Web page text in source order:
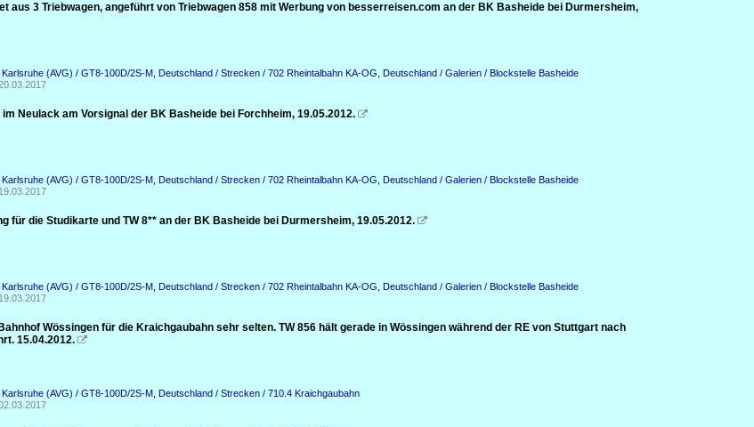
aus 3 Triebwagen, angeführt von Triebwagen 858 mit Werbung von besserreisen.com an der BK Basheide bei Durmersheim,
(AVG) / GT8-100D/2S-M Deutschland / Strecken / 702 Rheintalbahn KA-OG Deutschland / Galerien / Blockstelle Basheide
im Neulack am Vorsignal der BK Basheide bei Forchheim, 19.05.2012. 
(AVG) / GT8-100D/2S-M Deutschland / Strecken / 702 Rheintalbahn KA-OG Deutschland / Galerien / Blockstelle Basheide
für die Studikarte und TW 8** an der BK Basheide bei Durmersheim, 19.05.2012. 
(AVG) / GT8-100D/2S-M Deutschland / Strecken / 702 Rheintalbahn KA-OG Deutschland / Galerien / Blockstelle Basheide
Wössingen für die Kraichgaubahn sehr selten. TW 856 hält gerade in Wössingen während der RE von Stuttgart nach
15.04.2012. 
(AVG) / GT8-100D/2S-M Deutschland / Strecken / 710.4 Kraichgaubahn